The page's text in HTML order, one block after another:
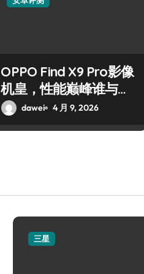
OPPO Find X9 Pro影像
机皇，性能巅峰谁与争
锋？dawei 4 月 9, 2026
三星